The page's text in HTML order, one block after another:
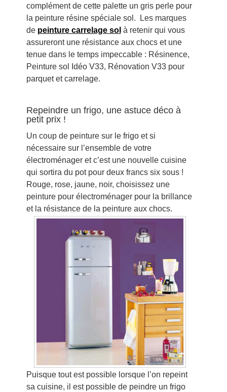
complément de cette palette un gris perle pour
la peinture résine spéciale sol. Les marques
de peinture carrelage sol à retenir qui vous
assureront une résistance aux chocs et une
tenue dans le temps impeccable : Résinence,
Peinture sol Idéo V33, Rénovation V33 pour
parquet et carrelage.
Repeindre un frigo, une astuce déco à
petit prix !
Un coup de peinture sur le frigo et si
nécessaire sur l’ensemble de votre
électroménager et c’est une nouvelle cuisine
qui sortira du pot pour deux francs six sous !
Rouge, rose, jaune, noir, choisissez une
peinture pour électroménager pour la brillance
et la résistance de la peinture aux chocs.
Puisque tout est possible lorsque l’on repeint
sa cuisine, il est possible de peindre un frigo